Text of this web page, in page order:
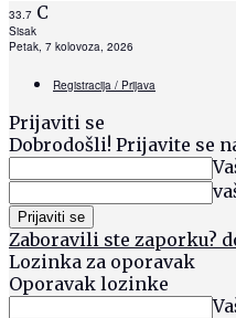
33.7 C
Sisak
Petak, 7 kolovoza, 2026
Registracija / Prijava
Prijaviti se
Dobrodošli! Prijavite se
Zaboravili ste zaporku?
Lozinka za oporavak
Oporavak lozinke